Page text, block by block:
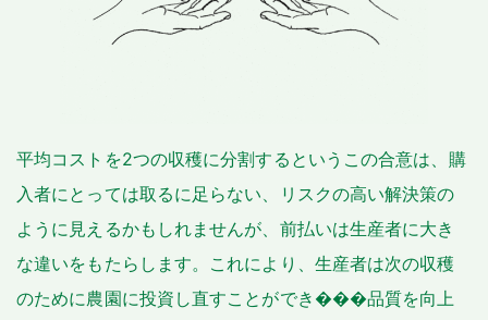
平均コストを2つの収穫に分割するというこの合意は、購
入者にとっては取るに足らない、リスクの高い解決策の
ように見えるかもしれませんが、前払いは生産者に大き
な違いをもたらします。これにより、生産者は次の収穫
のために農園に投資し直すことができ���品質を向上